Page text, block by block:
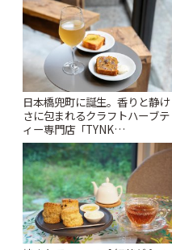
日本橋兜町に誕生。香りと静け
さに包まれるクラフトハーブテ
ィー専門店「TYNK
Kabutocho」 | ことりっぷ